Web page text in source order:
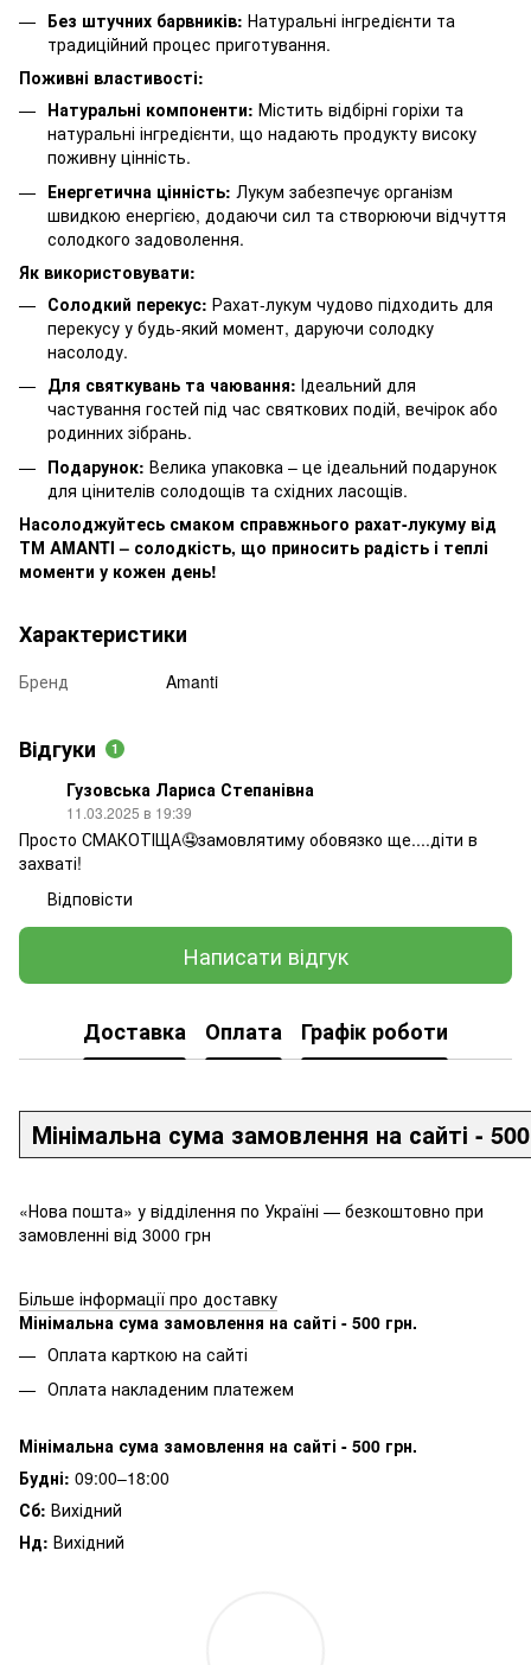
Без штучних барвників: Натуральні інгредієнти та
традиційний процес приготування.
Поживні властивості:
Натуральні компоненти: Містить відбірні горіхи та
натуральні інгредієнти, що надають продукту високу
поживну цінність.
Енергетична цінність: Лукум забезпечує організм
швидкою енергією, додаючи сил та створюючи відчуття
солодкого задоволення.
Як використовувати:
Солодкий перекус: Рахат-лукум чудово підходить для
перекусу у будь-який момент, даруючи солодку
насолоду.
Для святкувань та чаювання: Ідеальний для
частування гостей під час святкових подій, вечірок або
родинних зібрань.
Подарунок: Велика упаковка – це ідеальний подарунок
для цінителів солодощів та східних ласощів.
Насолоджуйтесь смаком справжнього рахат-лукуму від
ТМ AMANTI – солодкість, що приносить радість і теплі
моменти у кожен день!
Характеристики
Бренд Amanti
Відгуки 1
Гузовська Лариса Степанівна
11.03.2025 в 19:39
Просто СМАКОТІЩА🤤замовлятиму обовязко ще....діти в
захваті!
Відповісти
Написати відгук
Доставка Оплата Графік роботи
Мінімальна сума замовлення на сайті -
«Нова пошта» у відділення по Україні — безкоштовно при
замовленні від 3000 грн
Більше інформації про доставку
Мінімальна сума замовлення на сайті - 500 грн.
Оплата карткою на сайті
Оплата накладеним платежем
Мінімальна сума замовлення на сайті - 500 грн.
Будні: 09:00–18:00
Сб: Вихідний
Нд: Вихідний